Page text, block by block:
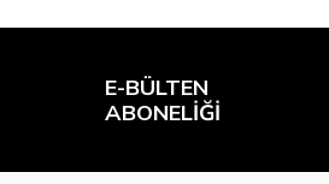
E-BÜLTEN
ABONELIĞI